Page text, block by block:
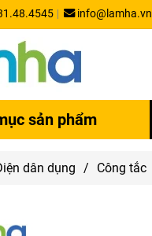
info@lamha.vn
sản phẩm
dân dụng / Công tắc